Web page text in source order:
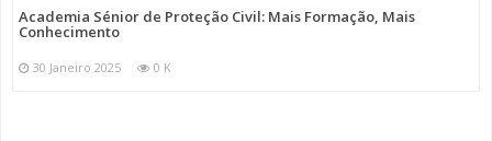
Academia Sénior de Proteção Civil: Mais Formação, Mais
Conhecimento
30 Janeiro 2025 0 K